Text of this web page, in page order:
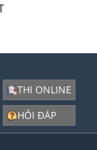
THI ONLINE
HỎI ĐÁP